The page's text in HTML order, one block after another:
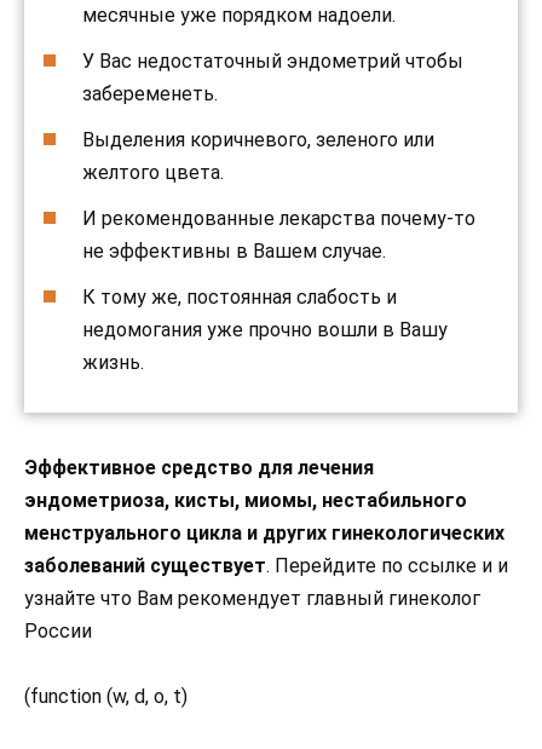
месячные уже порядком надоели.
У Вас недостаточный эндометрий чтобы
забеременеть.
Выделения коричневого, зеленого или
желтого цвета.
И рекомендованные лекарства почему-то
не эффективны в Вашем случае.
К тому же, постоянная слабость и
недомогания уже прочно вошли в Вашу
жизнь.
Эффективное средство для лечения
эндометриоза, кисты, миомы, нестабильного
менструального цикла и других гинекологических
заболеваний существует. Перейдите по ссылке и и
узнайте что Вам рекомендует главный гинеколог
России
(function (w, d, o, t)